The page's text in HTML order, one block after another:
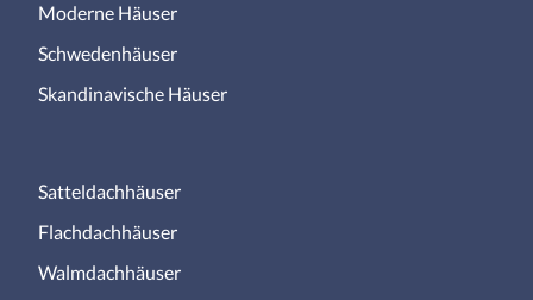
Moderne Häuser
Schwedenhäuser
Skandinavische Häuser
Satteldachhäuser
Flachdachhäuser
Walmdachhäuser